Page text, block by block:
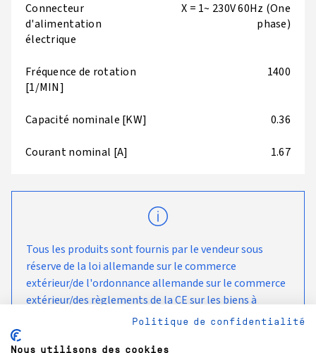
Connecteur
d'alimentation
électrique
X = 1~ 230V 60Hz (One
phase)
Fréquence de rotation
[1/MIN]
1400
Capacité nominale [KW] 0.36
Courant nominal [A] 1.67
Tous les produits sont fournis par le vendeur sous
réserve de la loi allemande sur le commerce
extérieur/de l'ordonnance allemande sur le commerce
extérieur/des règlements de la CE sur les biens à
double usage, tels que modifiés de temps à autre, et
Politique de confidentialité
Nous utilisons des cookies